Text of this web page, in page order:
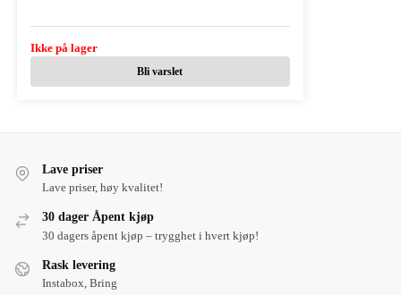
Ikke på lager
Bli varslet
Lave priser
Lave priser, høy kvalitet!
30 dager Åpent kjøp
30 dagers åpent kjøp – trygghet i hvert kjøp!
Rask levering
Instabox, Bring